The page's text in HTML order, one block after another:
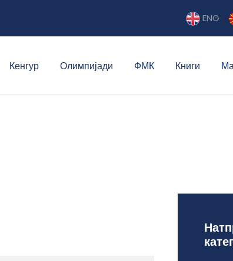
ENG
Кенгур Олимпијади ФМК Книги